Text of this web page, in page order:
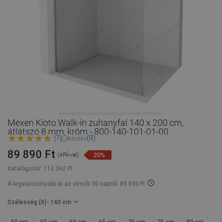
Mexen Kioto Walk-in zuhanyfal 140 x 200 cm,
átlátszó 8 mm, króm - 800-140-101-01-00
(7) Kérdés(0)
Katalógusár: 112 362 Ft
89 890 Ft (ÁFÁ-val) 20%
A legalacsonyabb ár az elmúlt 30 naptól: 89 890 Ft
Szélesség (X) - 140 cm